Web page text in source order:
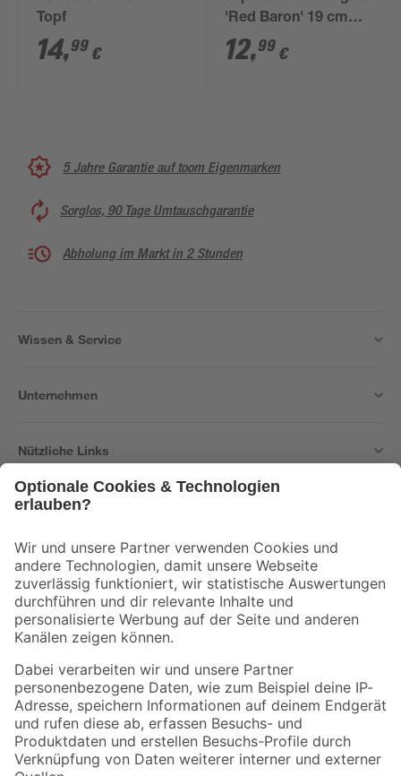
Topf
14,99 €
'Red Baron' 19 cm
Topf
12,99 €
5 Jahre Garantie auf toom Eigenmarken
Sorglos, 90 Tage Umtauschgarantie
Abholung im Markt in 2 Stunden
Wissen & Service
Unternehmen
Nützliche Links
Der toom Newsletter: Keine Angebote und Aktionen mehr verpassen!
Zur Newsletter Anmeldung
Folge uns
Zahlungsarten Versandarten